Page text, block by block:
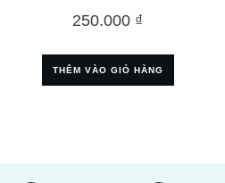
250.000 ₫
THÊM VÀO GIỎ HÀNG